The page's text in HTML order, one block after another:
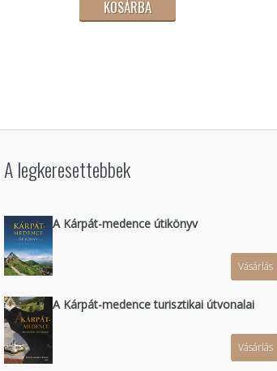
A legkeresettebbek
A Kárpát-medence útikönyv
Vásárlás
A Kárpát-medence turisztikai útvonalai
Vásárlás